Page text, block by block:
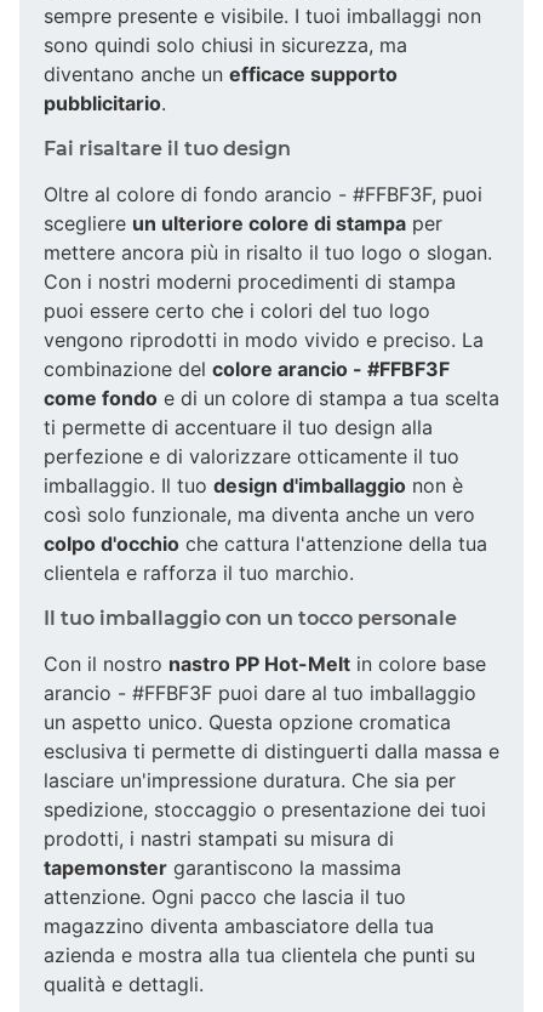
sempre presente e visibile. I tuoi imballaggi non
sono quindi solo chiusi in sicurezza, ma
diventano anche un efficace supporto
pubblicitario.
Fai risaltare il tuo design
Oltre al colore di fondo arancio - #FFBF3F, puoi
scegliere un ulteriore colore di stampa per
mettere ancora più in risalto il tuo logo o slogan.
Con i nostri moderni procedimenti di stampa
puoi essere certo che i colori del tuo logo
vengono riprodotti in modo vivido e preciso. La
combinazione del colore arancio - #FFBF3F
come fondo e di un colore di stampa a tua scelta
ti permette di accentuare il tuo design alla
perfezione e di valorizzare otticamente il tuo
imballaggio. Il tuo design d'imballaggio non è
così solo funzionale, ma diventa anche un vero
colpo d'occhio che cattura l'attenzione della tua
clientela e rafforza il tuo marchio.
Il tuo imballaggio con un tocco personale
Con il nostro nastro PP Hot-Melt in colore base
arancio - #FFBF3F puoi dare al tuo imballaggio
un aspetto unico. Questa opzione cromatica
esclusiva ti permette di distinguerti dalla massa e
lasciare un'impressione duratura. Che sia per
spedizione, stoccaggio o presentazione dei tuoi
prodotti, i nastri stampati su misura di
tapemonster garantiscono la massima
attenzione. Ogni pacco che lascia il tuo
magazzino diventa ambasciatore della tua
azienda e mostra alla tua clientela che punti su
qualità e dettagli.